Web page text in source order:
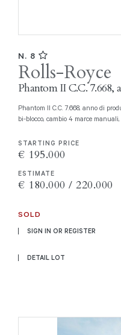
N. 8
Rolls-Royce
Phantom II C.C. 7.668,
Phantom II C.C. 7.668, anno di produzione: 1929. Motore a corsa lunga 6 cilindri
bi-blocco, cambio 4 marce manuali,
STARTING PRICE
€ 195.000
ESTIMATE
€ 180.000 / 220.000
SOLD
SIGN IN OR REGISTER
DETAIL LOT